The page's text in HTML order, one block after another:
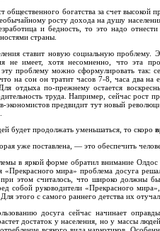
богатства за счет высокой
росту дохода на душу
и бедность, то это надо
страны.
ставит новую социальную
не имеет, хотя несомненно, что эта
проблему можно сформулировать так:
на сон он тратит часов 7-8, часа два на
отдыха по-прежнему остается
труда. Например, сейчас рост
экономистов предвидит тут новый
будет продолжать уменьшаться, то скоро
уже поставлена, — это обеспечить
в яркой форме обратил внимание
«Прекрасного мира» проблема досуга
этом считалось, что широко должны
собой руководители «Прекрасного
этого с самого раннего детства их
досуга сейчас начинает
достаток у населения, но у массы